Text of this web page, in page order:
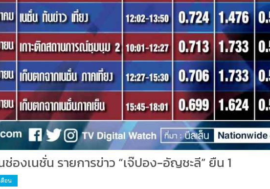
องเนชั่น รายการข่าว “เจ๊ปอง-อัญชะลี” ยืน 1
ดือน